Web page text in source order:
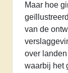
heen/
aantal
Maar hoe
van de
over
waarbij het